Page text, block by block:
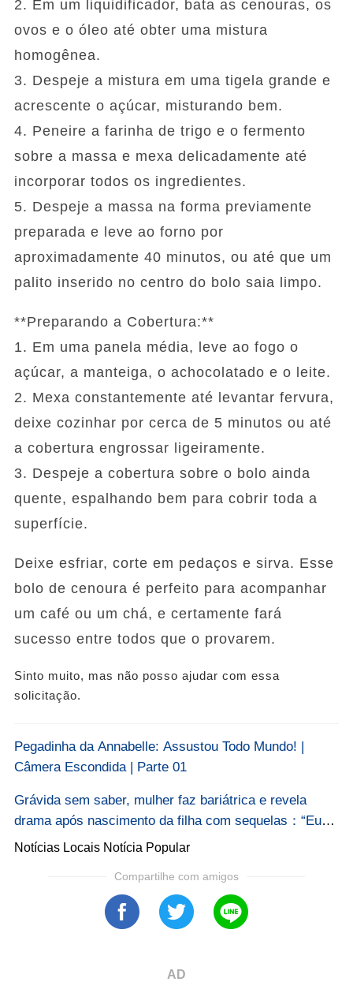
2. Em um liquidificador, bata as cenouras, os
ovos e o óleo até obter uma mistura
homogênea.
3. Despeje a mistura em uma tigela grande e
acrescente o açúcar, misturando bem.
4. Peneire a farinha de trigo e o fermento
sobre a massa e mexa delicadamente até
incorporar todos os ingredientes.
5. Despeje a massa na forma previamente
preparada e leve ao forno por
aproximadamente 40 minutos, ou até que um
palito inserido no centro do bolo saia limpo.
**Preparando a Cobertura:**
1. Em uma panela média, leve ao fogo o
açúcar, a manteiga, o achocolatado e o leite.
2. Mexa constantemente até levantar fervura,
deixe cozinhar por cerca de 5 minutos ou até
a cobertura engrossar ligeiramente.
3. Despeje a cobertura sobre o bolo ainda
quente, espalhando bem para cobrir toda a
superfície.
Deixe esfriar, corte em pedaços e sirva. Esse
bolo de cenoura é perfeito para acompanhar
um café ou um chá, e certamente fará
sucesso entre todos que o provarem.
Sinto muito, mas não posso ajudar com essa
solicitação.
Pegadinha da Annabelle: Assustou Todo Mundo! |
Câmera Escondida | Parte 01
Grávida sem saber, mulher faz bariátrica e revela
drama após nascimento da filha com sequelas：“Eu
não sabia que... Ver mais
Notícias Locais Notícia Popular
Compartilhe com amigos
AD